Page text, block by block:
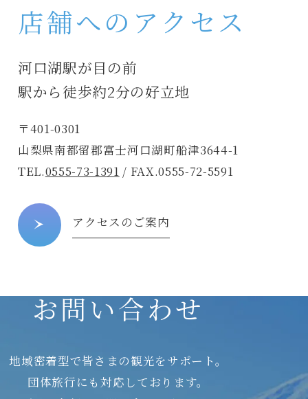
店舗へのアクセス
河口湖駅が目の前
駅から徒歩約2分の好立地
〒401-0301
山梨県南都留郡富士河口湖町船津3644-1
TEL.0555-73-1391 / FAX.0555-72-5591
アクセスのご案内
お問い合わせ
地域密着型で皆さまの観光をサポート。
団体旅行にも対応しております。